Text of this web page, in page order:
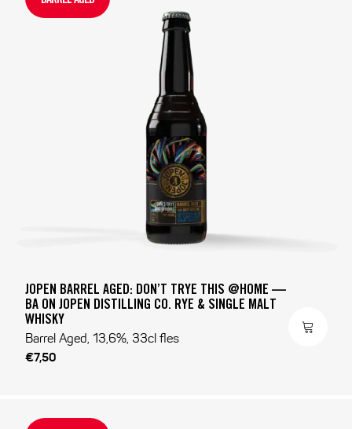
JOPEN BARREL AGED: DON’T TRYE THIS @HOME —
BA ON JOPEN DISTILLING CO. RYE & SINGLE MALT
WHISKY
Barrel Aged, 13,6%, 33cl fles
€7,50